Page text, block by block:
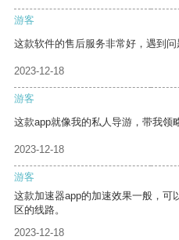
游客
这款软件的售后服务非常好，遇到问
2023-12-18
游客
这款app就像我的私人导游，带我领
2023-12-18
游客
这款加速器app的加速效果一般，可
区的线路。
2023-12-18